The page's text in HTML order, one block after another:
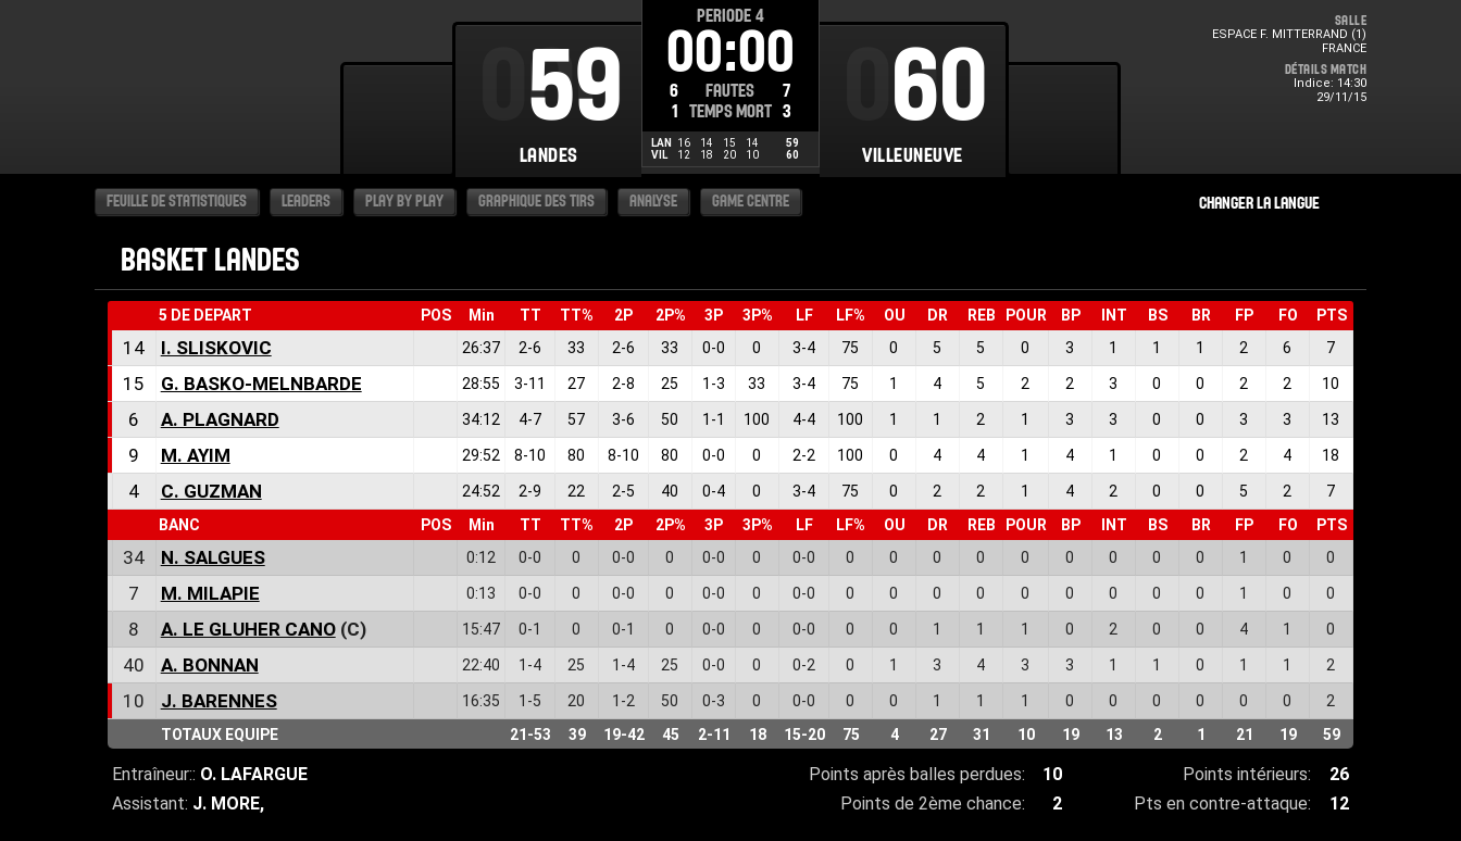
000
59
LANDES
000
60
VILLEUNEUVE
Salle
ESPACE F. MITTERRAND (1)
FRANCE
Détails Match
Indice: 14:30
29/11/15
PERIODE 4
00:00
6 FAUTES
7
1
TEMPS MORT 3
LAN 16 14 15 14
59
VIL
12 18 20 10 60
FEUILLE DE STATISTIQUES LEADERS PLAY BY PLAY GRAPHIQUE DES TIRS ANALYSE GAME CENTRE
BASKET LANDES
5 DE DEPART POS Min TT TT% 2P 2P% 3P 3P% LF LF% OU DR REB POUR BP INT BS BR FP FO PTS
14 I. SLISKOVIC 26:37 2-6 33 2-6 33 0-0 0 3-4 75 0 5 5 0 3 1 1 1 2 6 7
15 G. BASKO-MELNBARDE 28:55 3-11 27 2-8 25 1 -3 33 3-4 75 1 4 5 2 2 3 0 0 2 2 10
6 A. PLAGNARD 34:12 4-7 57 3-6 50 1 -1 100 4-4 100 1 1 2 1 3 3 0 0 3 3 13
9 M. AYIM 29:52 8-10 80 8-10 80 0-0 0 2-2 100 0 4 4 1 4 1 0 0 2 4 18
4 C. GUZMAN 24:52 2-9 22 2-5 40 0-4 0 3-4 75 0 2 2 1 4 2 0 0 5 2
7
BANC
POS Min TT TT% 2P 2P% 3P 3P% LF LF% OU DR REB POUR BP INT BS BR FP FO PTS
34 N. SALGUES 0:12 0-0 0 0-0 0 0-0 0 0-0 0 0 0 0 0 0 0 0 0 1 0 0
7 M. MILAPIE 0:13 0-0 0 0-0 0 0-0 0 0-0 0 0 0 0 0 0 0 0 0 1 0 0
8 A. LE GLUHER CANO (C) 15:47 0-1 0 0-1 0 0-0 0 0-0 0 0 1 1 1 0 2 0 0 4 1 0
40 A. BONNAN 22:40 1 -4 25 1 -4 25 0-0 0 0-2 0 1 3 4 3 3 1 1 0 1 1 2
10 J. BARENNES 16:35 1 -5 20 1 -2 50 0-3 0 0-0 0 0 1 1 1 0 0 0 0 0 0
2
TOTAUX EQUIPE
21 -53 39 19-42 45 2-11 18 15-20 75 4 27 31 10 19 13 2 1 21 19 59
Entraîneur:: O. LAFARGUE Points après balles perdues: 10 Points intérieurs:
26
Assistant: J. MORE, Points de 2ème chance: 2 Pts en contre-attaque: 12